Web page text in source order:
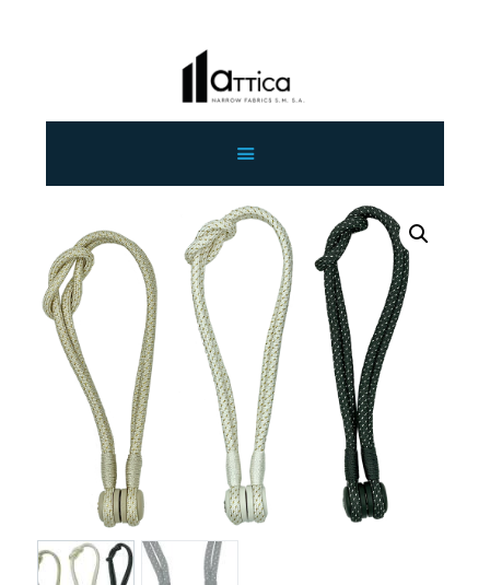
ΕΠΙΚΟΙΝΩΝΙΑ
ΧΟΝΔΡΙΚΗ
ΕΛΛΗΝΙΚΆ